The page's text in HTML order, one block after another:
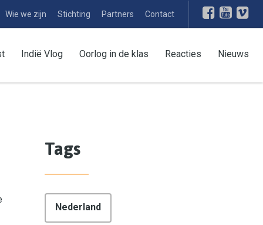
Wie we zijn Stichting Partners Contact
Indië Vlog Oorlog in de klas Reacties Nieuws
Tags
Nederland